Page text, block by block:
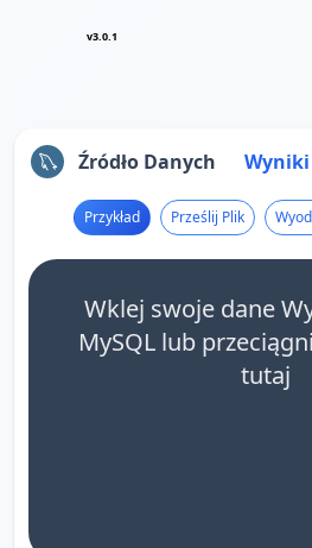
v3.0.1
Źródło Danych Wyniki
Przykład Prześlij Plik
Wklej swoje dane
MySQL lub
tutaj